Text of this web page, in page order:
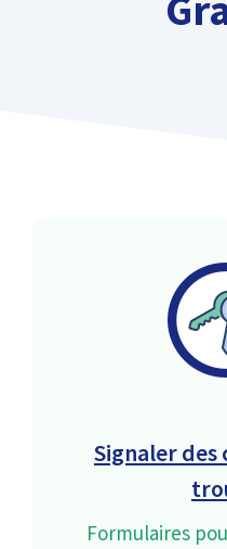
Signaler des
Formulaires